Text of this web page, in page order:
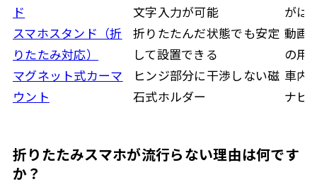
ド
文字入力が可能
がは
スマホスタンド（折
りたたみ対応）
折りたたんだ状態でも安定
して設置できる
動画
の用
マグネット式カーマ
ウント
ヒンジ部分に干渉しない磁
石式ホルダー
車内
ナビ
折りたたみスマホが流行らない理由は何です
か？